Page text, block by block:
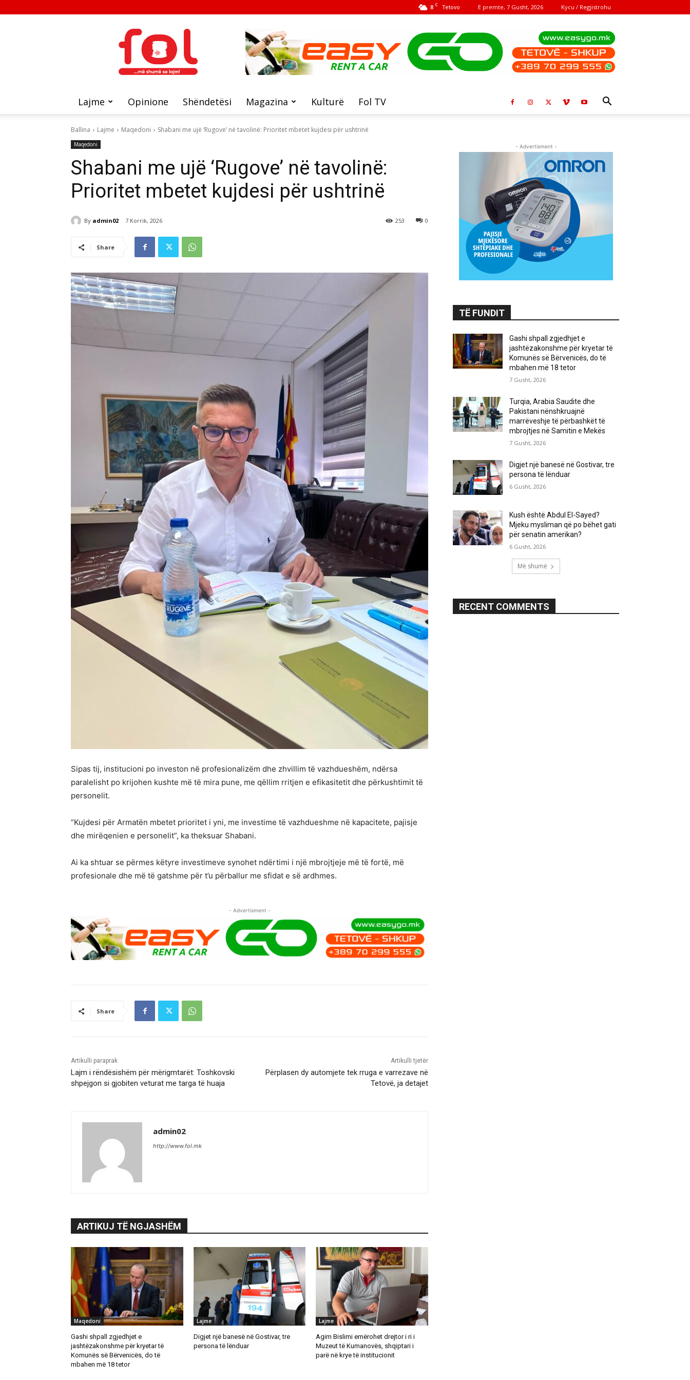
8 C Tetovo E premte, 7 Gusht, 2026 Kycu / Regjistrohu
FOL
Lajme Opinione Shëndetësi Magazina Kulturë Fol TV
Ballina Lajme Maqedoni Shabani me ujë ‘Rugove’ në tavolinë: Prioritet mbetet kujdesi për ushtrinë
Maqedoni
Shabani me ujë ‘Rugove’ në tavolinë:
Prioritet mbetet kujdesi për ushtrinë
By admin02 7 Korrik, 2026 0
253
Share
Sipas tij, institucioni po investon në profesionalizëm dhe zhvillim të vazhdueshëm, ndërsa
paralelisht po krijohen kushte më të mira pune, me qëllim rritjen e efikasitetit dhe përkushtimit të
personelit.
“Kujdesi për Armatën mbetet prioritet i yni, me investime të vazhdueshme në kapacitete, pajisje
dhe mirëqenien e personelit”, ka theksuar Shabani.
Ai ka shtuar se përmes këtyre investimeve synohet ndërtimi i një mbrojtjeje më të fortë, më
profesionale dhe më të gatshme për t’u përballur me sfidat e së ardhmes.
- Advertisment -
Share
Artikulli paraprak
Lajm i rëndësishëm për mërigmtarët: Toshkovski
shpejgon si gjobiten veturat me targa të huaja
Artikulli tjetër
Përplasen dy automjete tek rruga e varrezave në
Tetovë, ja detajet
admin02
http://www.fol.mk
ARTIKUJ TË NGJASHËM
Maqedoni
Gashi shpall zgjedhjet e
jashtëzakonshme për kryetar të
Komunës së Bërvenicës, do të
mbahen më 18 tetor
Lajme
Digjet një banesë në Gostivar, tre
persona të lënduar
Lajme
Agim Bislimi emërohet drejtor i ri i
Muzeut të Kumanovës, shqiptari i
parë në krye të institucionit
- Advertisment -
TË FUNDIT
Gashi shpall zgjedhjet e
jashtëzakonshme për kryetar të
Komunës së Bërvenicës, do të
mbahen më 18 tetor
7 Gusht, 2026
Turqia, Arabia Saudite dhe
Pakistani nënshkruajnë
marrëveshje të përbashkët të
mbrojtjes në Samitin e Mekës
7 Gusht, 2026
Digjet një banesë në Gostivar, tre
persona të lënduar
6 Gusht, 2026
Kush është Abdul El-Sayed?
Mjeku mysliman që po bëhet gati
për senatin amerikan?
6 Gusht, 2026
Më shumë
RECENT COMMENTS